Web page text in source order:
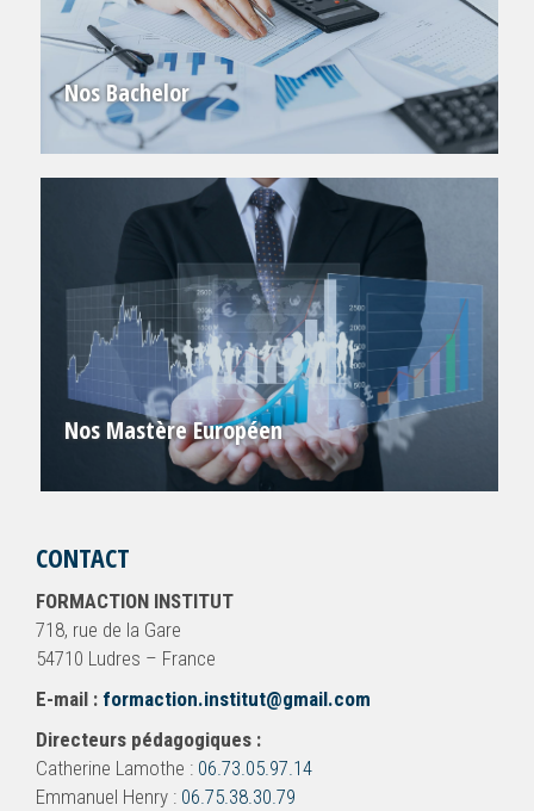
Nos Bachelor
Nos Mastère Européen
CONTACT
FORMACTION INSTITUT
718, rue de la Gare
54710 Ludres – France
E-mail : formaction.institut@gmail.com
Directeurs pédagogiques :
Catherine Lamothe : 06.73.05.97.14
Emmanuel Henry : 06.75.38.30.79